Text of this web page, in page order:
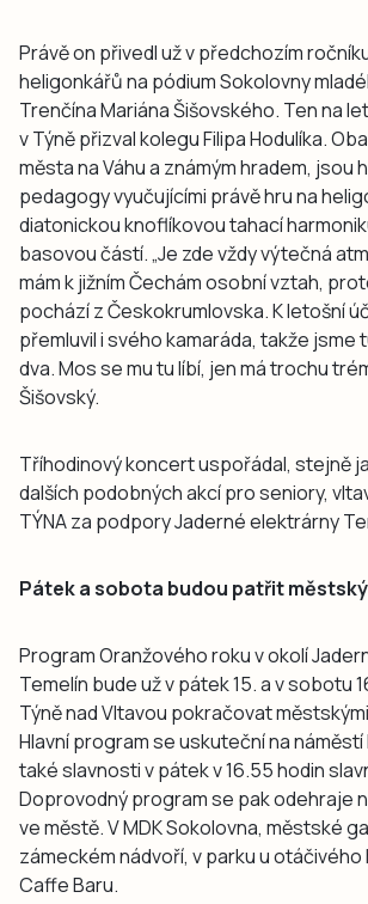
Právě on přivedl už v předchozím
heligonkářů na pódium Sokolovny
Trenčína Mariána Šišovského. Ten na
v Týně přizval kolegu Filipa Hodulíka.
města na Váhu a známým hradem, jsou
pedagogy vyučujícími právě hru na
diatonickou knoflíkovou tahací
basovou částí. „Je zde vždy výtečná
mám k jižním Čechám osobní vztah,
pochází z Českokrumlovska. K letošní
přemluvil i svého kamaráda, takže jsme
dva. Mos se mu tu líbí, jen má trochu
Šišovský.
Tříhodinový koncert uspořádal, stejně
dalších podobných akcí pro seniory,
TÝNA za podpory Jaderné elektrárny
Pátek a sobota budou patřit
Program Oranžového roku v okolí
Temelín bude už v pátek 15. a v sobotu
Týně nad Vltavou pokračovat
Hlavní program se uskuteční na náměstí
také slavnosti v pátek v 16.55 hodin
Doprovodný program se pak odehraje
ve městě. V MDK Sokolovna, městské
zámeckém nádvoří, v parku u otáčivého
Caffe Baru.